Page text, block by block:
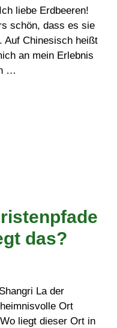
liebe Erdbeeren!
schön, dass es sie
Auf Chinesisch heißt
an mein Erlebnis
…
das?
La der
Ort
liegt dieser Ort in